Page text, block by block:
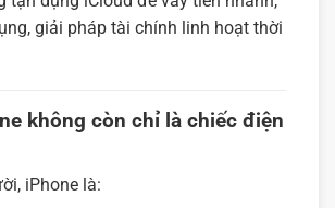
giải pháp tài chính linh hoạt thời
không còn chỉ là chiếc điện
iPhone là: